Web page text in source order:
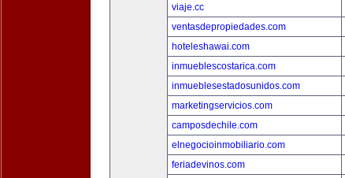
viaje.cc
ventasdepropiedades.com
hoteleshawai.com
inmueblescostarica.com
inmueblesestadosunidos.com
marketingservicios.com
camposdechile.com
elnegocioinmobiliario.com
feriadevinos.com